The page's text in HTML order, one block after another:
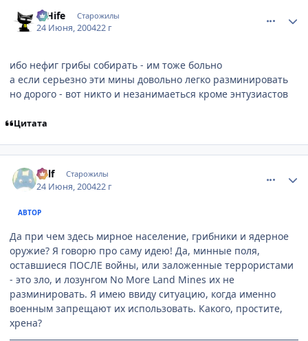
D'Hife Старожилы
24 Июня, 200422 г
ибо нефиг грибы собирать - им тоже больно
а если серьезно эти мины довольно легко разминировать
но дорого - вот никто и незанимаеться кроме энтузиастов
Цитата
Ralf Старожилы
24 Июня, 200422 г
АВТОР
Да при чем здесь мирное население, грибники и ядерное
оружие? Я говорю про саму идею! Да, минные поля,
оставшиеся ПОСЛЕ войны, или заложенные террористами
- это зло, и лозунгом No More Land Mines их не
разминировать. Я имею ввиду ситуацию, когда именно
военным запрещают их использовать. Какого, простите,
хрена?